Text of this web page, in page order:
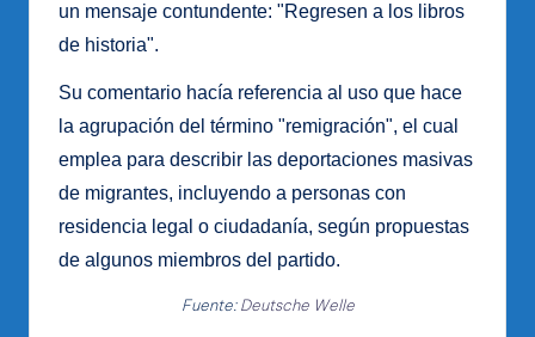
un mensaje contundente: "Regresen a los libros
de historia".
Su comentario hacía referencia al uso que hace
la agrupación del término "remigración", el cual
emplea para describir las deportaciones masivas
de migrantes, incluyendo a personas con
residencia legal o ciudadanía, según propuestas
de algunos miembros del partido.
Fuente:Deutsche Welle